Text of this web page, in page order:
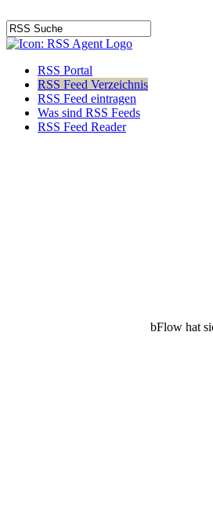
RSS Portal
RSS Feed Verzeichnis
RSS Feed eintragen
Was sind RSS Feeds
RSS Feed Reader
bFlow hat